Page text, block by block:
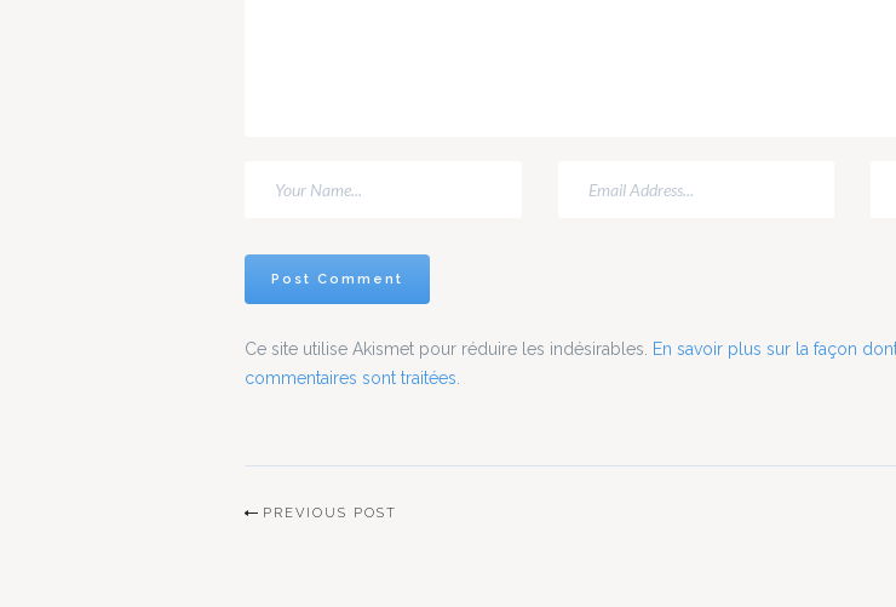
Ce site utilise Akismet pour réduire les indésirables.
En savoir plus sur la façon
commentaires sont traitées
PREVIOUS POST